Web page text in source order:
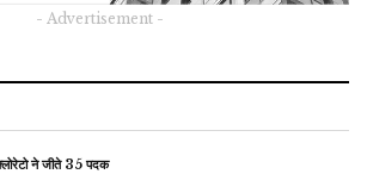
- Advertisement -
ने जीते 35 पदक